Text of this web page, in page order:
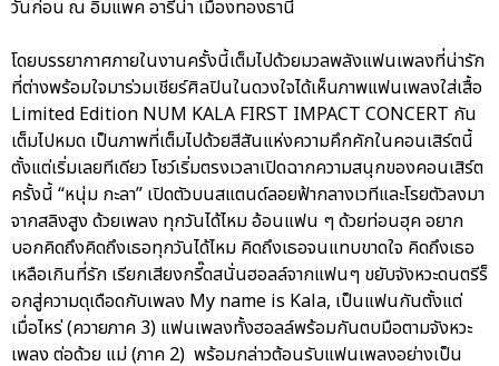
วันก่อน ณ อิมแพค อารีน่า เมืองทองธานี
โดยบรรยากาศภายในงานครั้งนี้เต็มไปด้วยมวลพลังแฟนเพลงที่น่ารัก
ที่ต่างพร้อมใจมาร่วมเชียร์ศิลปินในดวงใจได้เห็นภาพแฟนเพลงใส่เสื้อ
Limited Edition NUM KALA FIRST IMPACT CONCERT กัน
เต็มไปหมด เป็นภาพที่เต็มไปด้วยสีสันแห่งความคึกคักในคอนเสิร์ตนี้
ตั้งแต่เริ่มเลยทีเดียว โชว์เริ่มตรงเวลาเปิดฉากความสนุกของคอนเสิร์ต
ครั้งนี้ “หนุ่ม กะลา” เปิดตัวบนสแตนด์ลอยฟ้ากลางเวทีและโรยตัวลงมา
จากสลิงสูง ด้วยเพลง ทุกวันได้ไหม อ้อนแฟน ๆ ด้วยท่อนฮุค อยาก
บอกคิดถึงคิดถึงเธอทุกวันได้ไหม คิดถึงเธอจนแทบขาดใจ คิดถึงเธอ
เหลือเกินที่รัก เรียกเสียงกรี๊ดสนั่นฮอลล์จากแฟนๆ ขยับจังหวะดนตรีร็
อกสู่ความดุเดือดกับเพลง My name is Kala, เป็นแฟนกันตั้งแต่
เมื่อไหร่ (ควายภาค 3) แฟนเพลงทั้งฮอลล์พร้อมกันตบมือตามจังหวะ
เพลง ต่อด้วย แม่ (ภาค 2) พร้อมกล่าวต้อนรับแฟนเพลงอย่างเป็น